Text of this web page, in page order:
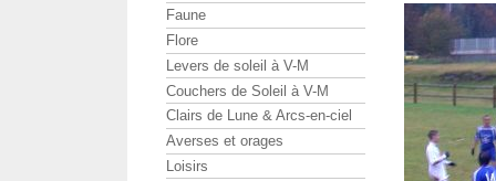
Faune
Flore
Levers de soleil à V-M
Couchers de Soleil à V-M
Clairs de Lune & Arcs-en-ciel
Averses et orages
Loisirs